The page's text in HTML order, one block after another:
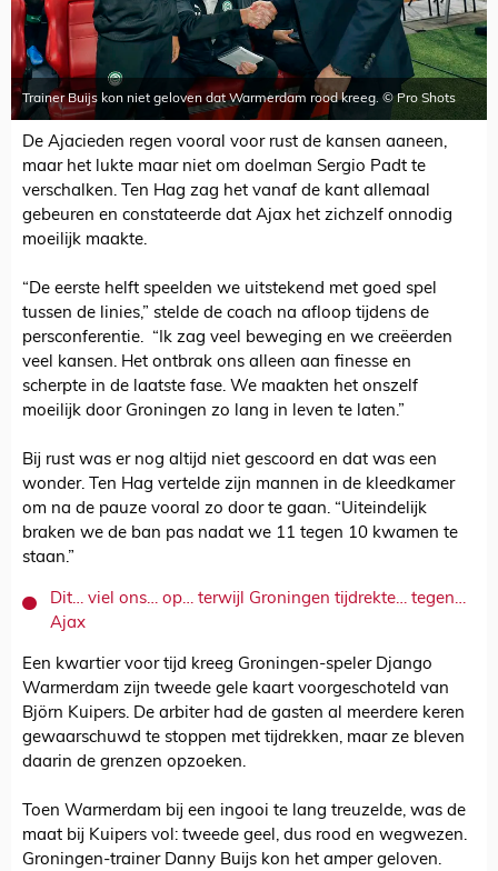
Trainer Buijs kon niet geloven dat Warmerdam rood kreeg. © Pro Shots
De Ajacieden regen vooral voor rust de kansen aaneen,
maar het lukte maar niet om doelman Sergio Padt te
verschalken. Ten Hag zag het vanaf de kant allemaal
gebeuren en constateerde dat Ajax het zichzelf onnodig
moeilijk maakte.
“De eerste helft speelden we uitstekend met goed spel
tussen de linies,” stelde de coach na afloop tijdens de
persconferentie. “Ik zag veel beweging en we creëerden
veel kansen. Het ontbrak ons alleen aan finesse en
scherpte in de laatste fase. We maakten het onszelf
moeilijk door Groningen zo lang in leven te laten.”
Bij rust was er nog altijd niet gescoord en dat was een
wonder. Ten Hag vertelde zijn mannen in de kleedkamer
om na de pauze vooral zo door te gaan. “Uiteindelijk
braken we de ban pas nadat we 11 tegen 10 kwamen te
staan.”
Dit… viel ons… op… terwijl Groningen tijdrekte… tegen…
Ajax
Een kwartier voor tijd kreeg Groningen-speler Django
Warmerdam zijn tweede gele kaart voorgeschoteld van
Björn Kuipers. De arbiter had de gasten al meerdere keren
gewaarschuwd te stoppen met tijdrekken, maar ze bleven
daarin de grenzen opzoeken.
Toen Warmerdam bij een ingooi te lang treuzelde, was de
maat bij Kuipers vol: tweede geel, dus rood en wegwezen.
Groningen-trainer Danny Buijs kon het amper geloven.